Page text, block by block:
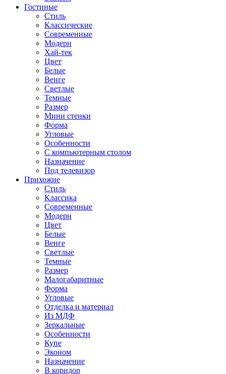
Гостиные
Стиль
Классические
Современные
Модерн
Хай-тек
Цвет
Белые
Венге
Светлые
Темные
Размер
Мини стенки
Форма
Угловые
Особенности
С компьютерным столом
Назначение
Под телевизор
Прихожие
Стиль
Классика
Современные
Модерн
Цвет
Белые
Венге
Светлые
Темные
Размер
Малогабаритные
Форма
Угловые
Отделка и материал
Из МДФ
Зеркальные
Особенности
Купе
Эконом
Назначение
В коридор